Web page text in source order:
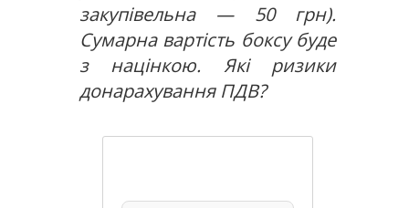
закупівельна — 50 грн).
Сумарна вартість боксу буде
з націнкою. Які ризики
донарахування ПДВ?